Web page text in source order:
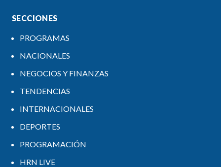
SECCIONES
PROGRAMAS
NACIONALES
NEGOCIOS Y FINANZAS
TENDENCIAS
INTERNACIONALES
DEPORTES
PROGRAMACIÓN
HRN LIVE